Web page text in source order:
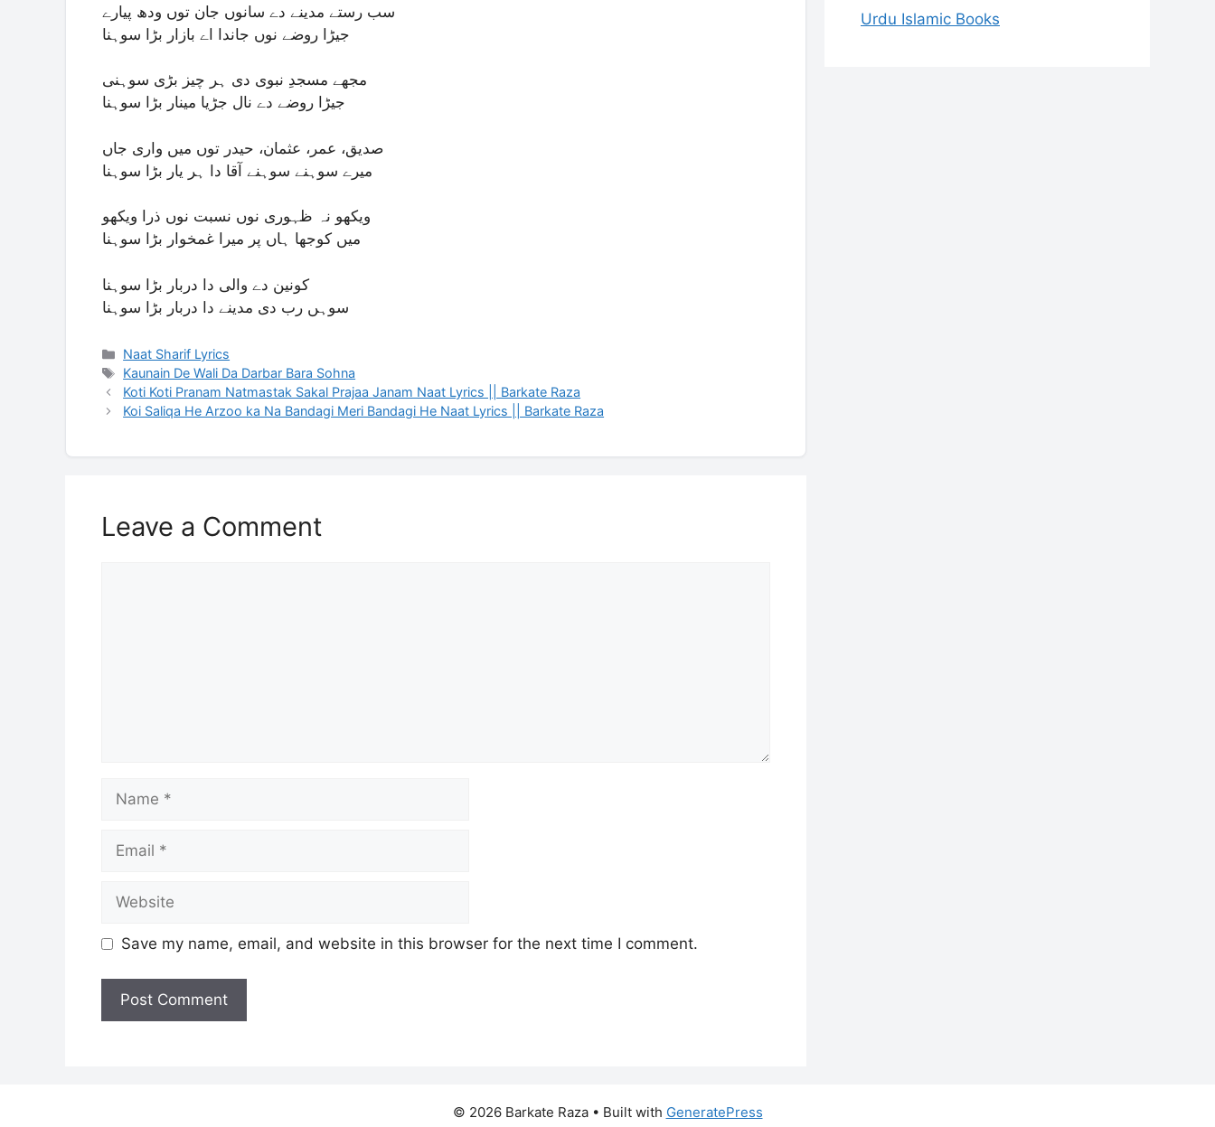
سب رستے مدینے دے سانوں جان توں ودھ پیارے
جیڑا روضے نوں جاندا اے بازار بڑا سوہنا
مجھے مسجدِ نبوی دی ہر چیز بڑی سوہنی
جیڑا روضے دے نال جڑیا مینار بڑا سوہنا
صدیق، عمر، عثمان، حیدر توں میں واری جاں
میرے سوہنے سوہنے آقا دا ہر یار بڑا سوہنا
ویکھو نہ ظہوری نوں نسبت نوں ذرا ویکھو
میں کوجھا ہاں پر میرا غمخوار بڑا سوہنا
کونین دے والی دا دربار بڑا سوہنا
سوہں رب دی مدینے دا دربار بڑا سوہنا
Categories
Naat Sharif Lyrics
Tags
Kaunain De Wali Da Darbar Bara Sohna
Koti Koti Pranam Natmastak Sakal Prajaa Janam Naat Lyrics || Barkate Raza
Koi Saliqa He Arzoo ka Na Bandagi Meri Bandagi He Naat Lyrics || Barkate Raza
Leave a Comment
Name
Email
Website
Save my name, email, and website in this browser for the next time I comment.
Urdu Islamic Books
© 2026 Barkate Raza• Built with GeneratePress